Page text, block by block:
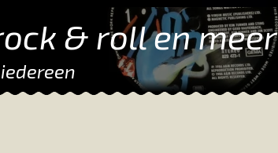
& roll en meer